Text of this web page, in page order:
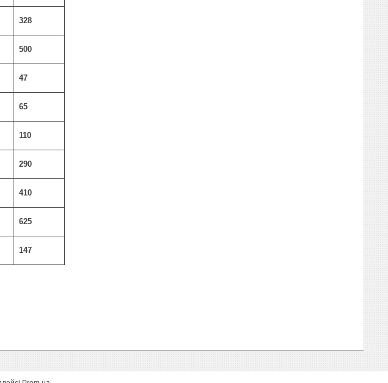
328
500
47
65
110
290
410
625
147